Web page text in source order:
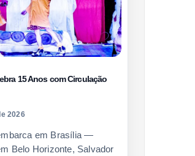
15 Anos com Circulação
2026
em Brasília —
Belo Horizonte, Salvador